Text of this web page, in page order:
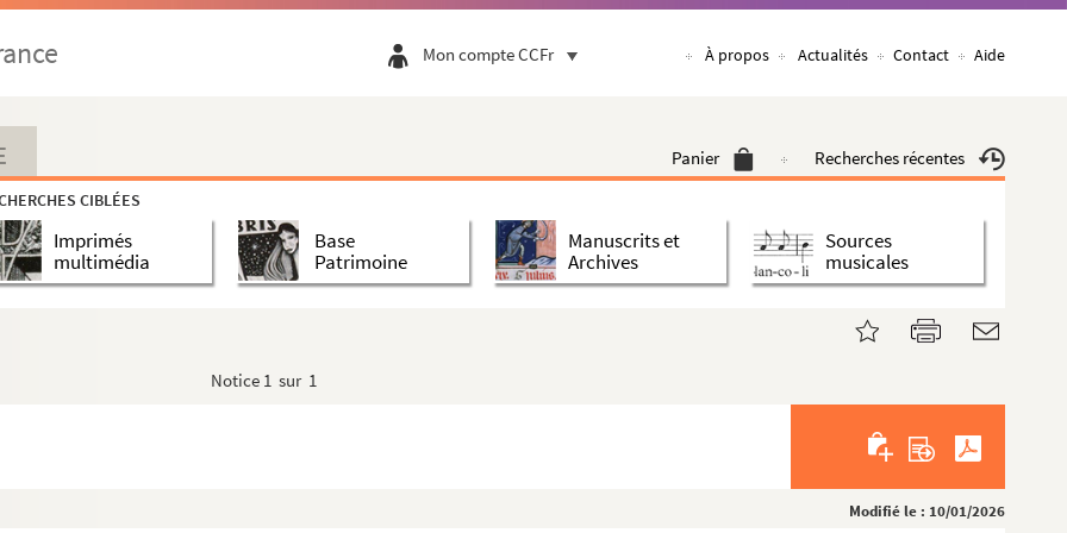
Mon compte CCFr À propos Actualités Contact Aide
Panier Recherches récentes
CIBLÉES
Imprimés
multimédia
Base
Patrimoine
Manuscrits et
Archives
Sources
musicales
Notice 1 sur 1
Modifié le : 10/01/2026